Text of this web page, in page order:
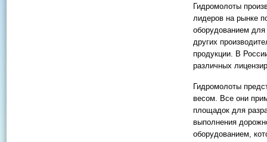
Гидромолоты
лидеров на рынке
оборудованием
других
продукции. В
различных
Гидромолоты
весом. Все они
площадок для
выполнения
оборудованием,